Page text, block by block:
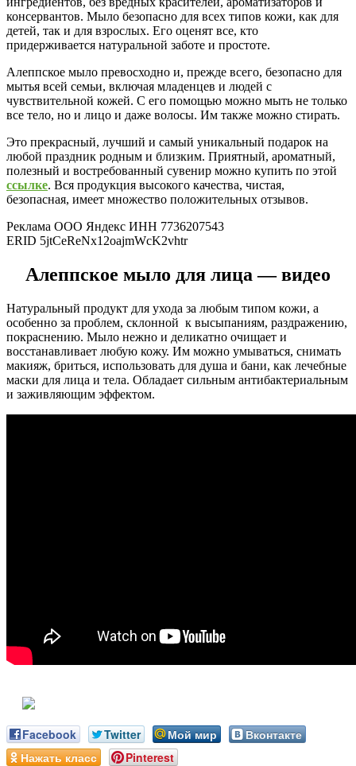
консервантов. Мыло безопасно для всех типов кожи, как для
детей, так и для взрослых. Его оценят все, кто
придерживается натуральной заботе и простоте.
Алеппское мыло превосходно и, прежде всего, безопасно для
мытья всей семьи, включая младенцев и людей с
чувствительной кожей. С его помощью можно мыть не только
все тело, но и лицо и даже волосы. Им также можно стирать.
Это прекрасный, лучший и самый уникальный подарок на
любой праздник родным и близким. Приятный, ароматный,
полезный и востребованный сувенир можно купить по этой
ссылке. Вся продукция высокого качества, чистая,
безопасная, имеет множество положительных отзывов.
Реклама ООО Яндекс ИНН 7736207543
ERID 5jtCeReNx12oajmWcK2vhtr
Алеппское мыло для лица — видео
Натуральный продукт для ухода за любым типом кожи, а
особенно за проблем, склонной к высыпаниям, раздражению,
покраснению. Мыло нежно и деликатно очищает и
восстанавливает любую кожу. Им можно умываться, снимать
макияж, бриться, использовать для душа и бани, как лечебные
маски для лица и тела. Обладает сильным антибактериальным
и заживляющим эффектом.
Facebook Twitter Мой мир
Вконтакте
Нажать класс
Pinterest